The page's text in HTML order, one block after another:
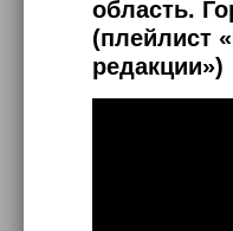
область.
(плейлист
редакции»)